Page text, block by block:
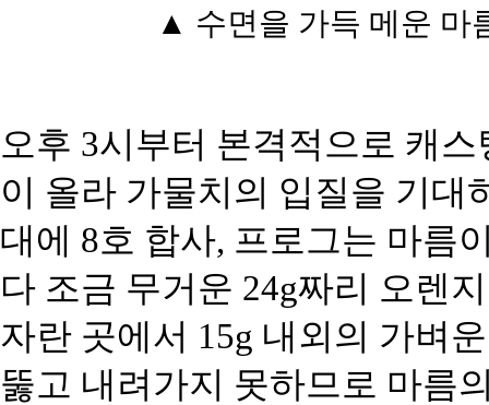
▲ 수면을 가득 메운 마
오후 3시부터 본격적으로 캐
이 올라 가물치의 입질을 기대
대에 8호 합사, 프로그는 마름
다 조금 무거운 24g짜리 오렌
자란 곳에서 15g 내외의 가벼
뚫고 내려가지 못하므로 마름